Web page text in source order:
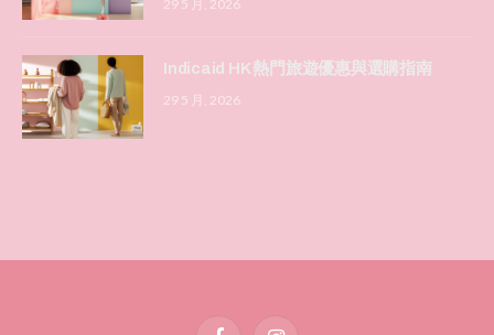
29 5 月, 2026
Indicaid HK 熱門旅遊優惠與選購指南
29 5 月, 2026